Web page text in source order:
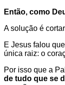
Então, como
A solução é
E Jesus falou
única raiz: o
Por isso que a
de tudo que se